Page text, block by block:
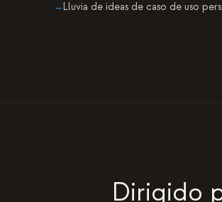
— Lluvia de ideas de caso de uso
Dirigido